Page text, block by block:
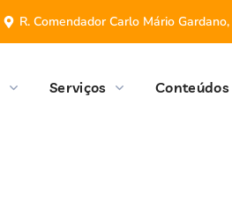
R. Comendador Carlo Mário
Serviços Conteúdos